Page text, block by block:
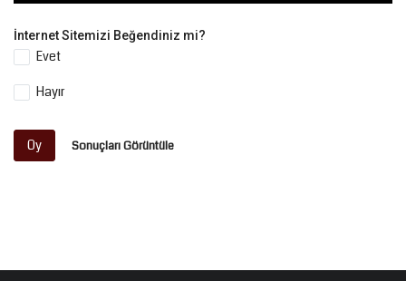
İnternet Sitemizi Beğendiniz mi?
Evet
Hayır
Oy Sonuçları Görüntüle